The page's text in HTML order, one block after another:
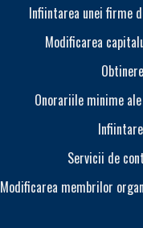
Infiintarea unei firme
Modificarea
Onorariile minime
Servicii de
Modificarea membrilor